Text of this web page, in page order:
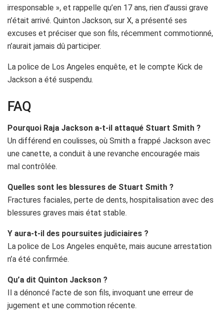
irresponsable », et rappelle qu’en 17 ans, rien d’aussi grave
n’était arrivé. Quinton Jackson, sur X, a présenté ses
excuses et préciser que son fils, récemment commotionné,
n’aurait jamais dû participer.
La police de Los Angeles enquête, et le compte Kick de
Jackson a été suspendu.
FAQ
Pourquoi Raja Jackson a-t-il attaqué Stuart Smith ?
Un différend en coulisses, où Smith a frappé Jackson avec
une canette, a conduit à une revanche encouragée mais
mal contrôlée.
Quelles sont les blessures de Stuart Smith ?
Fractures faciales, perte de dents, hospitalisation avec des
blessures graves mais état stable.
Y aura-t-il des poursuites judiciaires ?
La police de Los Angeles enquête, mais aucune arrestation
n’a été confirmée.
Qu’a dit Quinton Jackson ?
Il a dénoncé l’acte de son fils, invoquant une erreur de
jugement et une commotion récente.